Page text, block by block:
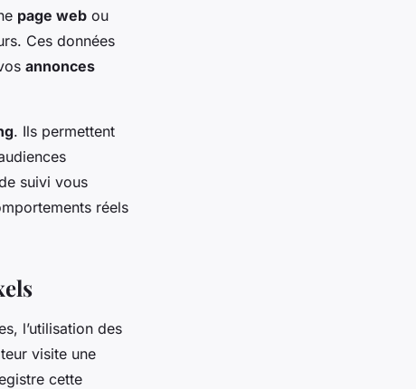
page web ou
Ces données
annonces
. Ils permettent
suivi vous
réels
l’utilisation des
visite une
cette